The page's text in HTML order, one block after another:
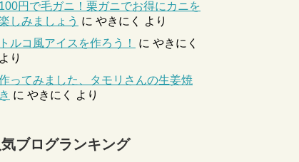
100円で毛ガニ！栗ガニでお得にカニを
しみましょう に やきにく
より
トルコ風アイスを作ろう！
に やきにく
より
ってみました、タモリさんの生姜焼
き に やきにく より
気ブログランキング